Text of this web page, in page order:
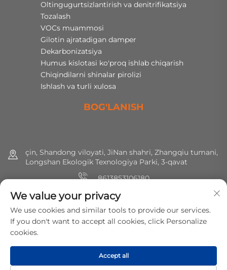
Oltingugurtsizlantirish va denitrifikatsiya
Tozalash
VOCs muammosi
Gilotin ajratadigan damper
Dekarbonizatsiya
Humus kislotasi ko'proq ishlab chiqarish
Chiqindilarni shinalar pirolizi
Ishlash va turli xulosa
BOG'LANISH
çin, Shandong viloyati, JiNan shahri, Zhangqiu tumani,
Longshan Ekologik Texnologiya Parki, 3-qavat
8613853106180
+86 (0) 531 8891 0288
[email protected]
Huquqlar hammasi saqlangan © 2025 MirShine Environmental
Protection Technology Co., Ltd. Maxfiylik siyosati
We value your privacy
We use cookies and similar tools to provide our services.
If you don't want to accept all cookies, click Personalize
cookies.
Accept all